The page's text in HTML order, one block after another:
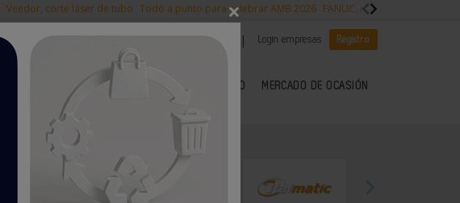
Veedor, corte láser de tubo Todo a punto para celebrar AMB 2026 FANUC, colaboración con
| Es noticia | CANAL EMPLEO | Login empresas Registro
EMPRESAS DEL SECTOR DEL METAL KIOSCO MERCADO DE OCASIÓN
×